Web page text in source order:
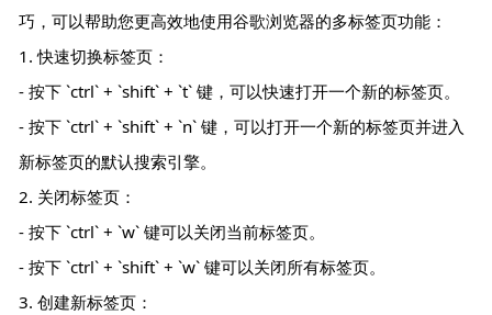
巧，可以帮助您更高效地使用谷歌浏览器的多标签页功能：
1. 快速切换标签页：
- 按下 `ctrl` + `shift` + `t` 键，可以快速打开一个新的标签页。
- 按下 `ctrl` + `shift` + `n` 键，可以打开一个新的标签页并进入
新标签页的默认搜索引擎。
2. 关闭标签页：
- 按下 `ctrl` + `w` 键可以关闭当前标签页。
- 按下 `ctrl` + `shift` + `w` 键可以关闭所有标签页。
3. 创建新标签页：